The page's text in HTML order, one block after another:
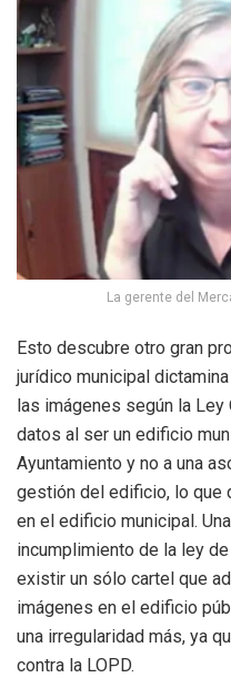
La gerente del
Esto descubre otro gran
jurídico municipal
las imágenes según la
datos al ser un edificio
Ayuntamiento y no a una
gestión del edificio, lo que
en el edificio municipal.
incumplimiento de la ley
existir un sólo cartel que
imágenes en el edificio
una irregularidad más, ya
contra la LOPD.